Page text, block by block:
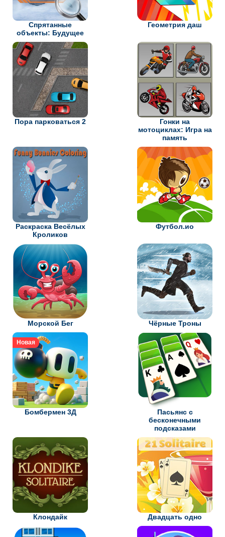
Спрятанные
объекты: Будущее
Геометрия даш
Пора парковаться 2
Гонки на
мотоциклах: Игра на
память
Раскраска Весёлых
Кроликов
Футбол.ио
Морской Бег Чёрные Троны
Новая
Бомбермен 3Д
Пасьянс с
бесконечными
подсказами
Клондайк Двадцать одно